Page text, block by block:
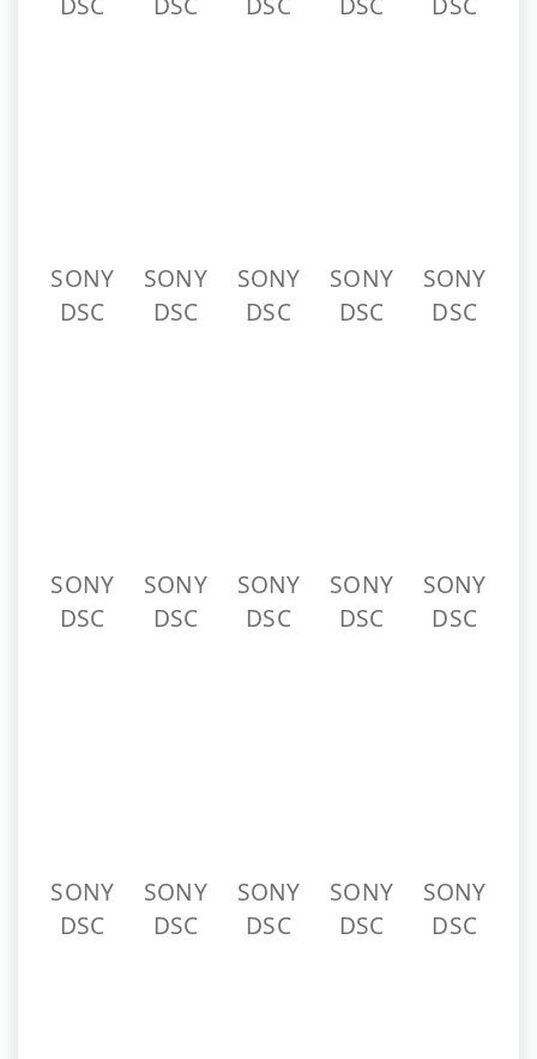
SONY
DSC
SONY
DSC
SONY
DSC
SONY
DSC
SONY
DSC
SONY
DSC
SONY
DSC
SONY
DSC
SONY
DSC
SONY
DSC
SONY
DSC
SONY
DSC
SONY
DSC
SONY
DSC